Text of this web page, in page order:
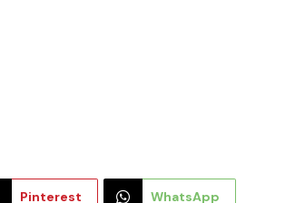
Pinterest WhatsApp